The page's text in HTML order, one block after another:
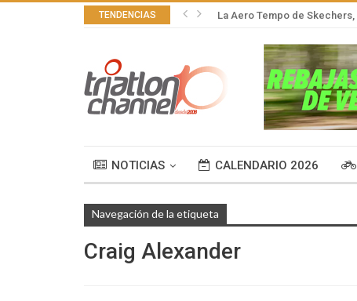
TENDENCIAS La Aero Tempo de
NOTICIAS CALENDARIO 2026
Navegación de la etiqueta
Craig Alexander